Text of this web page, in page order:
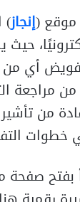
موقع (إنجاز)
أي
من مراجعة
من
خطوات
بفتح صفحة